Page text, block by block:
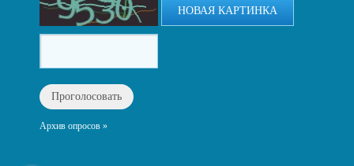
НОВАЯ КАРТИНКА
Архив опросов »